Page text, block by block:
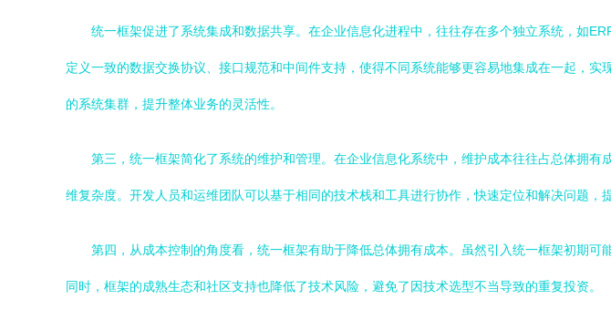
统一框架促进了系统集成和数据共享。在企业信息化进程中，往往存在多个独立系统，如
定义一致的数据交换协议、接口规范和中间件支持，使得不同系统能够更容易地集成在一起，
的系统集群，提升整体业务的灵活性。
第三，统一框架简化了系统的维护和管理。在企业信息化系统中，维护成本往往占总体拥
维复杂度。开发人员和运维团队可以基于相同的技术栈和工具进行协作，快速定位和解决问题，
第四，从成本控制的角度看，统一框架有助于降低总体拥有成本。虽然引入统一框架初期
同时，框架的成熟生态和社区支持也降低了技术风险，避免了因技术选型不当导致的重复投资。